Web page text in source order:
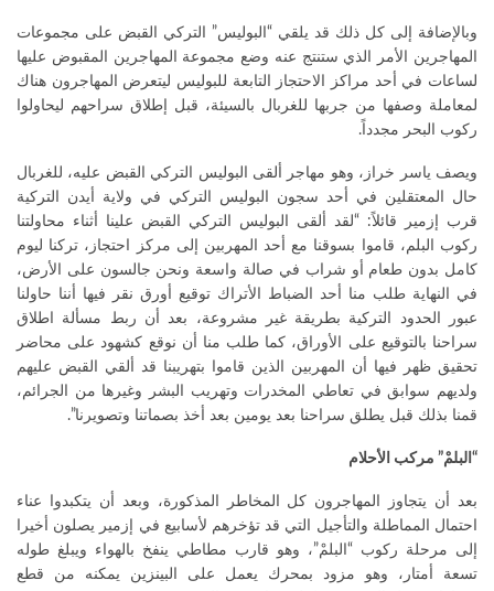
وبالإضافة إلى كل ذلك قد يلقي “البوليس” التركي القبض على مجموعات
المهاجرين الأمر الذي ستنتج عنه وضع مجموعة المهاجرين المقبوض عليها
لساعات في أحد مراكز الاحتجاز التابعة للبوليس ليتعرض المهاجرون هناك
لمعاملة وصفها من جربها للغربال بالسيئة، قبل إطلاق سراحهم ليحاولوا
ركوب البحر مجدداً.
ويصف ياسر خراز، وهو مهاجر ألقى البوليس التركي القبض عليه، للغربال
حال المعتقلين في أحد سجون البوليس التركي في ولاية أيدن التركية
قرب إزمير قائلاً: “لقد ألقى البوليس التركي القبض علينا أثناء محاولتنا
ركوب البلم، قاموا بسوقنا مع أحد المهربين إلى مركز احتجاز، تركنا ليوم
كامل بدون طعام أو شراب في صالة واسعة ونحن جالسون على الأرض،
في النهاية طلب منا أحد الضباط الأتراك توقيع أورق نقر فيها أننا حاولنا
عبور الحدود التركية بطريقة غير مشروعة، بعد أن ربط مسألة اطلاق
سراحنا بالتوقيع على الأوراق، كما طلب منا أن نوقع كشهود على محاضر
تحقيق ظهر فيها أن المهربين الذين قاموا بتهريبنا قد ألقي القبض عليهم
ولديهم سوابق في تعاطي المخدرات وتهريب البشر وغيرها من الجرائم،
قمنا بذلك قبل يطلق سراحنا بعد يومين بعد أخذ بصماتنا وتصويرنا”.
“البلمْ” مركب الأحلام
بعد أن يتجاوز المهاجرون كل المخاطر المذكورة، وبعد أن يتكبدوا عناء
احتمال المماطلة والتأجيل التي قد تؤخرهم لأسابيع في إزمير يصلون أخيرا
إلى مرحلة ركوب “البلمْ”، وهو قارب مطاطي ينفخ بالهواء ويبلغ طوله
تسعة أمتار، وهو مزود بمحرك يعمل على البينزين يمكنه من قطع